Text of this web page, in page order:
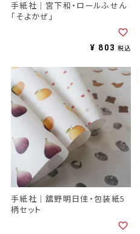
手紙社｜宮下和・ロールふせん
「そよかぜ」
¥ 803 税込
手紙社｜舘野明日佳・包装紙5
柄セット